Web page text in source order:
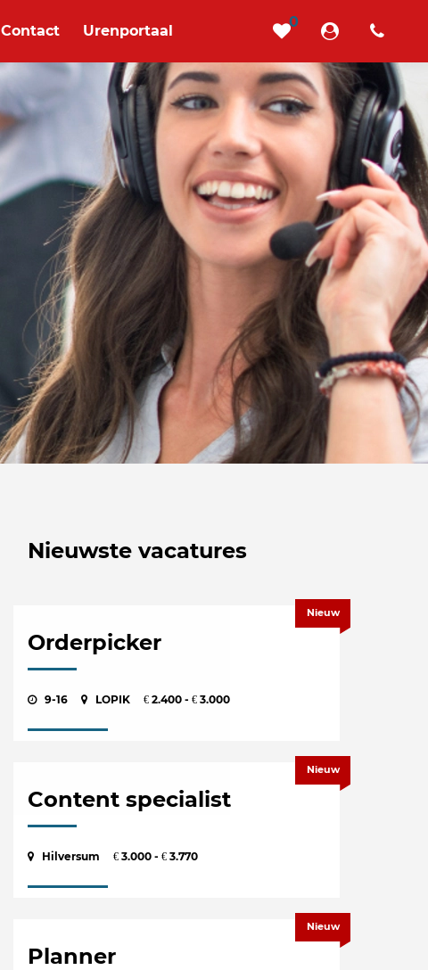
Contact Urenportaal
0
Nieuwste vacatures
Orderpicker
9-16 LOPIK € 2.400 - € 3.000
Nieuw
Content specialist
Hilversum € 3.000 - € 3.770
Nieuw
Planner
Nieuw